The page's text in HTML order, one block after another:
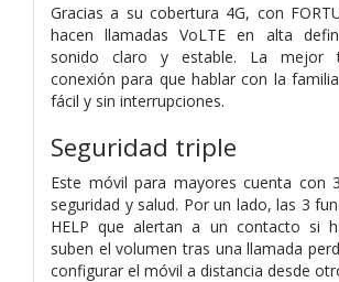
Gracias a su cobertura 4G, con
hacen llamadas VoLTE en alta
sonido claro y estable. La mejor
conexión para que hablar con la
fácil y sin interrupciones.
Seguridad triple
Este móvil para mayores cuenta con
seguridad y salud. Por un lado, las 3
HELP que alertan a un contacto si
suben el volumen tras una llamada
configurar el móvil a distancia desde